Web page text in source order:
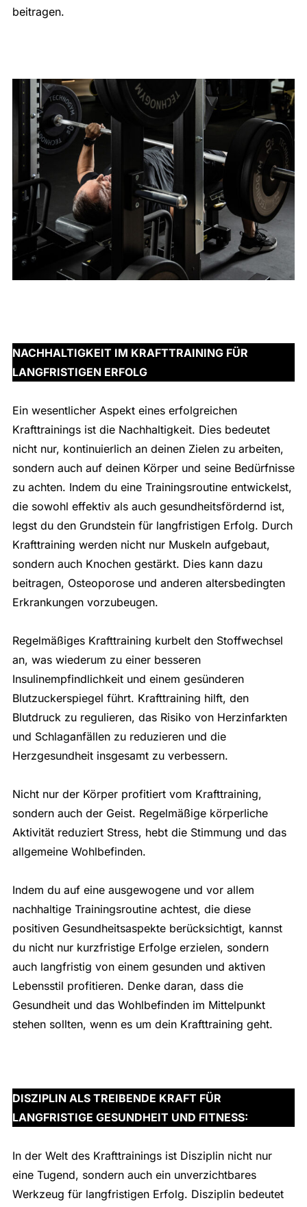
beitragen.
NACHHALTIGKEIT IM KRAFTTRAINING FÜR
LANGFRISTIGEN ERFOLG
Ein wesentlicher Aspekt eines erfolgreichen
Krafttrainings ist die Nachhaltigkeit. Dies bedeutet
nicht nur, kontinuierlich an deinen Zielen zu arbeiten,
sondern auch auf deinen Körper und seine Bedürfnisse
zu achten. Indem du eine Trainingsroutine entwickelst,
die sowohl effektiv als auch gesundheitsfördernd ist,
legst du den Grundstein für langfristigen Erfolg. Durch
Krafttraining werden nicht nur Muskeln aufgebaut,
sondern auch Knochen gestärkt. Dies kann dazu
beitragen, Osteoporose und anderen altersbedingten
Erkrankungen vorzubeugen.
Regelmäßiges Krafttraining kurbelt den Stoffwechsel
an, was wiederum zu einer besseren
Insulinempfindlichkeit und einem gesünderen
Blutzuckerspiegel führt. Krafttraining hilft, den
Blutdruck zu regulieren, das Risiko von Herzinfarkten
und Schlaganfällen zu reduzieren und die
Herzgesundheit insgesamt zu verbessern.
Nicht nur der Körper profitiert vom Krafttraining,
sondern auch der Geist. Regelmäßige körperliche
Aktivität reduziert Stress, hebt die Stimmung und das
allgemeine Wohlbefinden.
Indem du auf eine ausgewogene und vor allem
nachhaltige Trainingsroutine achtest, die diese
positiven Gesundheitsaspekte berücksichtigt, kannst
du nicht nur kurzfristige Erfolge erzielen, sondern
auch langfristig von einem gesunden und aktiven
Lebensstil profitieren. Denke daran, dass die
Gesundheit und das Wohlbefinden im Mittelpunkt
stehen sollten, wenn es um dein Krafttraining geht.
DISZIPLIN ALS TREIBENDE KRAFT FÜR
LANGFRISTIGE GESUNDHEIT UND FITNESS:
In der Welt des Krafttrainings ist Disziplin nicht nur
eine Tugend, sondern auch ein unverzichtbares
Werkzeug für langfristigen Erfolg. Disziplin bedeutet